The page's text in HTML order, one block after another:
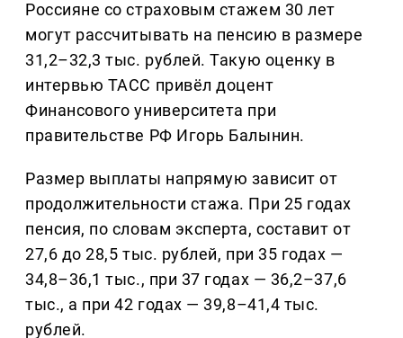
Россияне со страховым стажем 30 лет
могут рассчитывать на пенсию в размере
31,2–32,3 тыс. рублей. Такую оценку в
интервью ТАСС привёл доцент
Финансового университета при
правительстве РФ Игорь Балынин.
Размер выплаты напрямую зависит от
продолжительности стажа. При 25 годах
пенсия, по словам эксперта, составит от
27,6 до 28,5 тыс. рублей, при 35 годах —
34,8–36,1 тыс., при 37 годах — 36,2–37,6
тыс., а при 42 годах — 39,8–41,4 тыс.
рублей.